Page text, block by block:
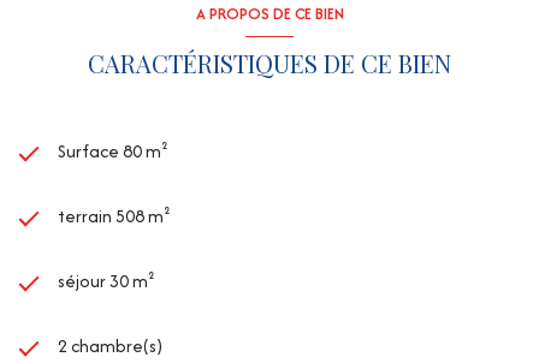
A PROPOS DE CE BIEN
CARACTÉRISTIQUES DE CE BIEN
Surface 80 m²
terrain 508 m²
séjour 30 m²
2 chambre(s)